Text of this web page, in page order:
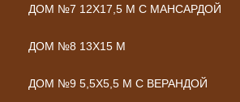
ДОМ №7 12Х17,5 М С МАНСАРДОЙ
ДОМ №8 13Х15 М
ДОМ №9 5,5Х5,5 М С ВЕРАНДОЙ